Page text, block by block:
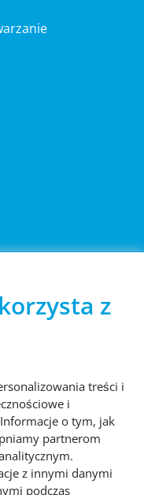
z
treści i
i
o tym, jak
partnerom
z innymi danymi
podczas